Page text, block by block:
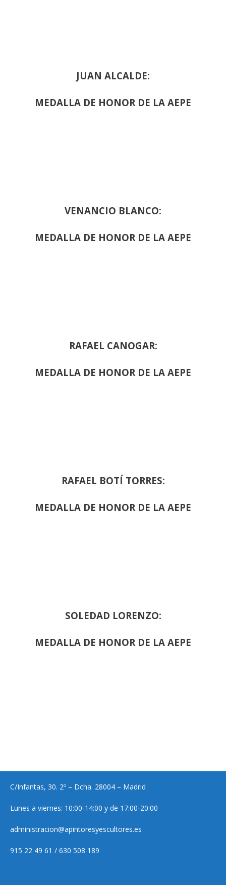
JUAN ALCALDE:
MEDALLA DE HONOR DE LA AEPE
VENANCIO BLANCO:
MEDALLA DE HONOR DE LA AEPE
RAFAEL CANOGAR:
MEDALLA DE HONOR DE LA AEPE
RAFAEL BOTÍ TORRES:
MEDALLA DE HONOR DE LA AEPE
SOLEDAD LORENZO:
MEDALLA DE HONOR DE LA AEPE
C/Infantas, 30. 2º – Dcha. 28004 – Madrid
Lunes a viernes: 10:00-14:00 y de 17:00-20:00
administracion@apintoresyescultores.es
915 22 49 61 / 630 508 189